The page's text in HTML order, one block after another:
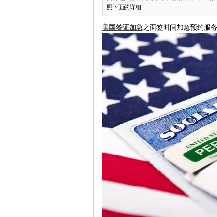
照下面的详细...
美国签证加急之面签时间加急预约服务